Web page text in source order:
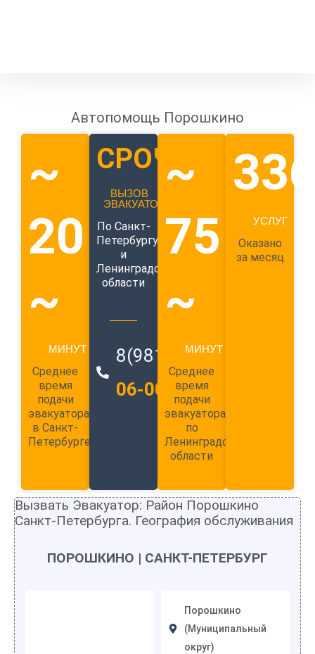
Автопомощь Порошкино
~
20
~
МИНУТ
Среднее
время
подачи
эвакуатора
в Санкт-
Петербурге
СРОЧНЫЙ
ВЫЗОВ
ЭВАКУАТОРА
По Санкт-
Петербургу
и
Ленинградской
области
8(981)
989-
06-00
~
75
~
МИНУТ
Среднее
время
подачи
эвакуатора
по
Ленинградской
области
УСЛУГ
Оказано
за месяц
Вызвать Эвакуатор: Район Порошкино
Санкт-Петербурга. География обслуживания
ПОРОШКИНО | САНКТ-ПЕТЕРБУРГ
Порошкино
(Муниципальный
округ)